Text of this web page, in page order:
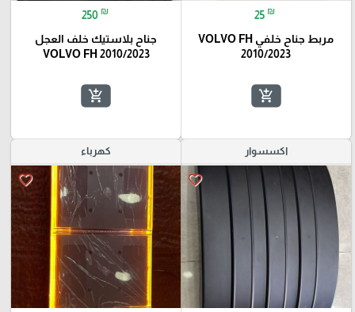
25 ₪
مربط جناح خلفي VOLVO FH
2010/2023
add_shopping_cart
250 ₪
جناح بلاستيك خلف العجل
VOLVO FH 2010/2023
add_shopping_cart
اكسسوار
favorite_border
كهرباء
favorite_border